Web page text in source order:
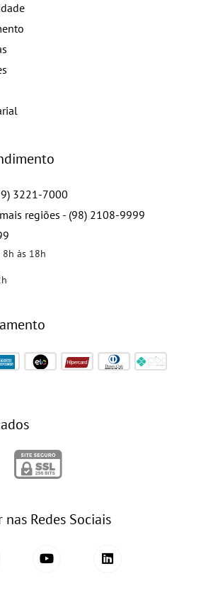
3221-7000
regiões - (98) 2108-9999
8h às 18h
Redes Sociais